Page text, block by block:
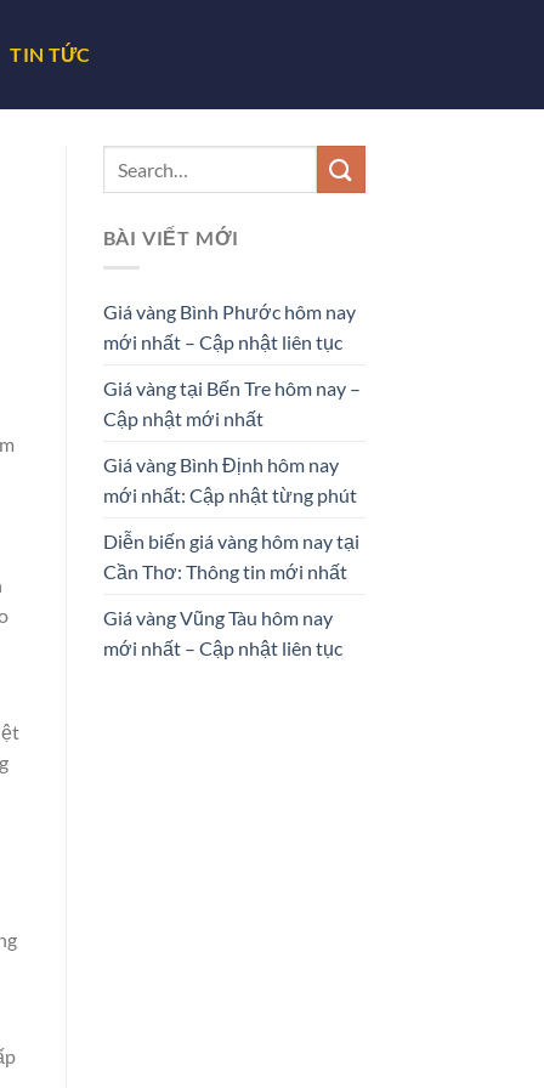
TIN TỨC
BÀI VIẾT MỚI
Giá vàng Bình Phước hôm nay
mới nhất – Cập nhật liên tục
Giá vàng tại Bến Tre hôm nay –
Cập nhật mới nhất
Giá vàng Bình Định hôm nay
mới nhất: Cập nhật từng phút
Diễn biến giá vàng hôm nay tại
Cần Thơ: Thông tin mới nhất
Giá vàng Vũng Tàu hôm nay
mới nhất – Cập nhật liên tục